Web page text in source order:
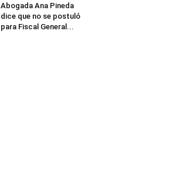
Abogada Ana Pineda
dice que no se postuló
para Fiscal General...